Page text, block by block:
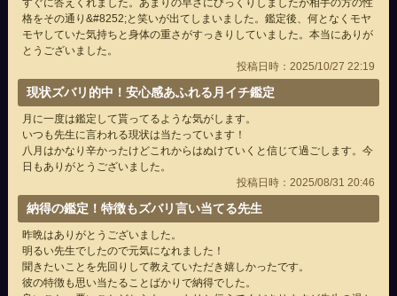
すぐに答えくれました。あまりの早さにびっくりしましたが相手の方の性
格をその通り&#8252;と笑いが出てしまいました。鑑定後、何となくモヤ
モヤしていた気持ちと身体の重さがすっきりしていました。本当にありが
とうございました。
投稿日時：2025/10/27 22:19
現状ズバリ的中！安心感あふれる月イチ鑑定
月に一度は鑑定して貰ってるような気がします。
いつも先生に言われる現状は当たっています！
八月はかなり辛かったけどこれからはぬけていくと信じて過ごします。今
日もありがとうございました。
投稿日時：2025/08/31 20:46
納得の鑑定！特徴もズバリ言い当てる先生
昨晩はありがとうございました。
明るい先生でしたので元気になれました！
聞きたいことを先回りして教えていただき嬉しかったです。
彼の特徴も思い当たることばかりで納得でした。